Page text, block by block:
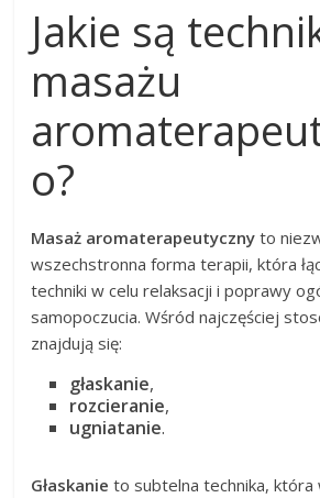
Jakie są
masażu
o?
Masaż aromaterapeutyczny to
wszechstronna forma terapii, która
techniki w celu relaksacji i poprawy
samopoczucia. Wśród najczęściej
znajdują się:
głaskanie,
rozcieranie,
ugniatanie.
Głaskanie to subtelna technika,